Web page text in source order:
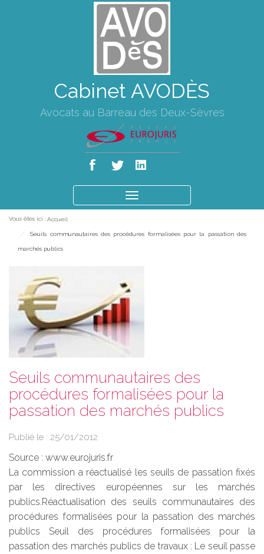
Cabinet AVODÈS
Avocats au Barreau des Deux-Sèvres
le
Vous êtes ici : Accueil
Seuils communautaires des procédures formalisées pour la passation des
marchés publics
Seuils communautaires des
procédures formalisées pour la
passation des marchés publics
Publié le : 25/01/2012
Source : www.eurojuris.fr
La commission a réactualisé les seuils de passation fixés
par les directives européennes sur les marchés
publics.Réactualisation des seuils communautaires des
procédures formalisées pour la passation des marchés
publics Seuil des procédures formalisées pour la
passation des marchés publics de travaux : Le seuil passe